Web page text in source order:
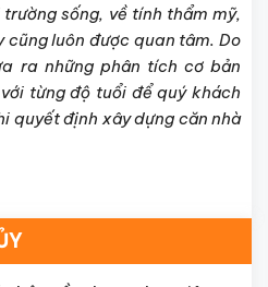
sống, về tính thẩm mỹ,
cũng luôn được quan tâm. Do
ra những phân tích cơ bản
từng độ tuổi để quý khách
quyết định xây dựng căn nhà